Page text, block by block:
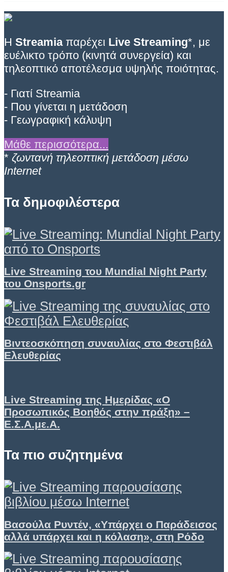
Η Streamiaπαρέχει Live Streaming*, με
ευέλικτο τρόπο (κινητά συνεργεία) και
τηλεοπτικό αποτέλεσμα υψηλής ποιότητας.
- Γιατί Streamia
- Που γίνεται η μετάδοση
- Γεωγραφική κάλυψη
Μάθε περισσότερα...
* ζωντανή τηλεοπτική μετάδοση μέσω
Internet
Τα δημοφιλέστερα
Live Streaming του Mundial Night Party
του Onsports.gr
Βιντεοσκόπηση συναυλίας στο Φεστιβάλ
Ελευθερίας
Live Streaming της Ημερίδας «Ο
Προσωπικός Βοηθός στην πράξη» –
Ε.Σ.Α.με.Α.
Τα πιο συζητημένα
Βασούλα Ρυντέν, «Υπάρχει ο Παράδεισος
αλλά υπάρχει και η κόλαση», στη Ρόδο